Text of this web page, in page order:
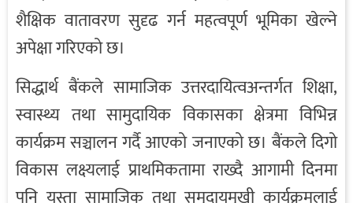
शैक्षिक वातावरण सुदृढ गर्न महत्वपूर्ण भूमिका खेल्ने
अपेक्षा गरिएको छ।
सिद्धार्थ बैंकले सामाजिक उत्तरदायित्वअन्तर्गत शिक्षा,
स्वास्थ्य तथा सामुदायिक विकासका क्षेत्रमा विभिन्न
कार्यक्रम सञ्चालन गर्दै आएको जनाएको छ। बैंकले दिगो
विकास लक्ष्यलाई प्राथमिकतामा राख्दै आगामी दिनमा